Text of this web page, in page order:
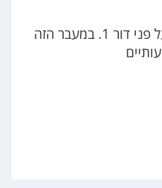
תמיד כדאי לקנות דור 2 על פני דור 1. במעבר הזה